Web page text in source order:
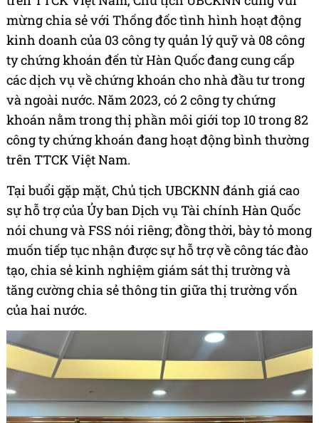
mừng chia sẻ với Thống đốc tình hình hoạt động
kinh doanh của 03 công ty quản lý quỹ và 08 công
ty chứng khoán đến từ Hàn Quốc đang cung cấp
các dịch vụ về chứng khoán cho nhà đầu tư trong
và ngoài nước. Năm 2023, có 2 công ty chứng
khoán nằm trong thị phần môi giới top 10 trong 82
công ty chứng khoán đang hoạt động bình thường
trên TTCK Việt Nam.
Tại buổi gặp mặt, Chủ tịch UBCKNN đánh giá cao
sự hỗ trợ của Ủy ban Dịch vụ Tài chính Hàn Quốc
nói chung và FSS nói riêng; đồng thời, bày tỏ mong
muốn tiếp tục nhận được sự hỗ trợ về công tác đào
tạo, chia sẻ kinh nghiệm giám sát thị trường và
tăng cường chia sẻ thông tin giữa thị trường vốn
của hai nước.